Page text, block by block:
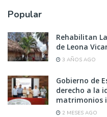
Popular
Rehabilitan
de Leona
3 AÑOS AGO
Gobierno de
derecho a la
matrimonios
2 MESES AGO